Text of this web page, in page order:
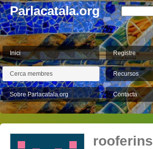
Parlacatala.org
Inici Registre
Cerca membres Recursos
Sobre Parlacatala.org Contacta
rooferins